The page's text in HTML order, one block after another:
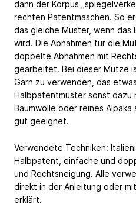
dann der Korpus
rechten Patentmaschen. So
das gleiche Muster, wenn das
wird. Die Abnahmen für die
doppelte Abnahmen mit
gearbeitet. Bei dieser Mütze
Garn zu verwenden, das
Halbpatentmuster sonst dazu
Baumwolle oder reines Alpaka
gut geeignet.
Verwendete Techniken:
Halbpatent, einfache und
und Rechtsneigung. Alle
direkt in der Anleitung oder
erklärt.